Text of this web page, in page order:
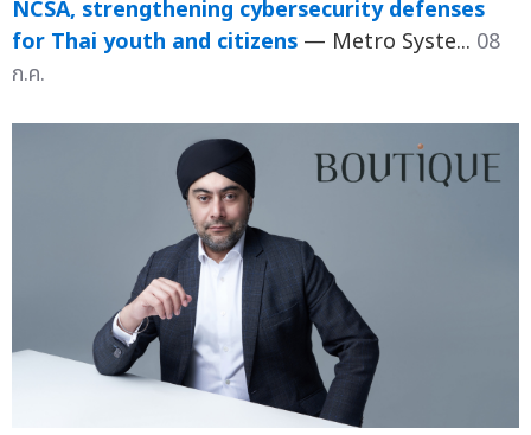
NCSA, strengthening cybersecurity defenses
for Thai youth and citizens — Metro Syste... 08
ก.ค.